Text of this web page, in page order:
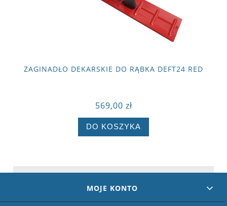
ZAGINADŁO DEKARSKIE DO RĄBKA DEFT24 RED
569,00 zł
DO KOSZYKA
MOJE KONTO